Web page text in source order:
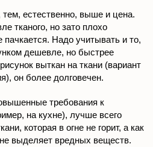
естественно, выше и цена.
тканого, но зато плохо
пачкается. Надо учитывать и то,
дешевле, но быстрее
выткан на ткани (вариант
он более долговечен.
требования к
на кухне), лучше всего
которая в огне не горит, а как
выделяет вредных веществ.